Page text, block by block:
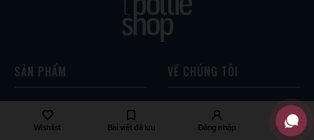
Wishlist Bài viết đã lưu Đăng nhập
SẢN PHẨM
Scotch Whisky
World Whisky
VỀ CHÚNG TÔI
Về The Bottle Shop
Liên hệ